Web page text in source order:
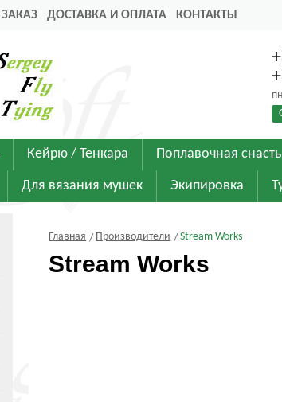
ДОСТАВКА И ОПЛАТА КОНТАКТЫ
Кейрю / Тенкара Поплавочная снасть
Для вязания мушек Экипировка
Главная Производители Stream Works
Stream Works